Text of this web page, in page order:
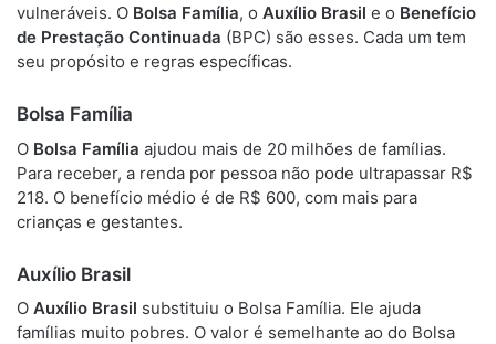
vulneráveis. O Bolsa Família, o Auxílio Brasil e o Benefício
de Prestação Continuada (BPC) são esses. Cada um tem
seu propósito e regras específicas.
Bolsa Família
O Bolsa Família ajudou mais de 20 milhões de famílias.
Para receber, a renda por pessoa não pode ultrapassar R$
218. O benefício médio é de R$ 600, com mais para
crianças e gestantes.
Auxílio Brasil
O Auxílio Brasil substituiu o Bolsa Família. Ele ajuda
famílias muito pobres. O valor é semelhante ao do Bolsa